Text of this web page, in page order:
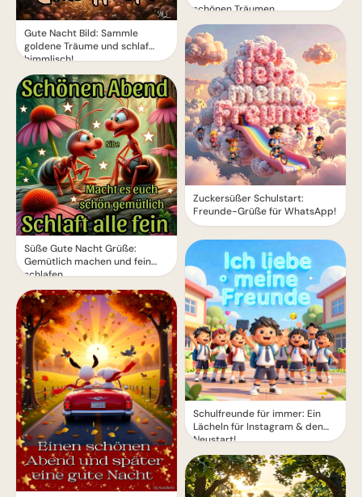
Gute Nacht Bild: Sammle
goldene Träume und schlaf
himmlisch!
Süße Gute Nacht Grüße:
Gemütlich machen und fein
schlafen
schönen Träumen
Zuckersüßer Schulstart:
Freunde-Grüße für WhatsApp!
Schulfreunde für immer: Ein
Lächeln für Instagram & den
Neustart!